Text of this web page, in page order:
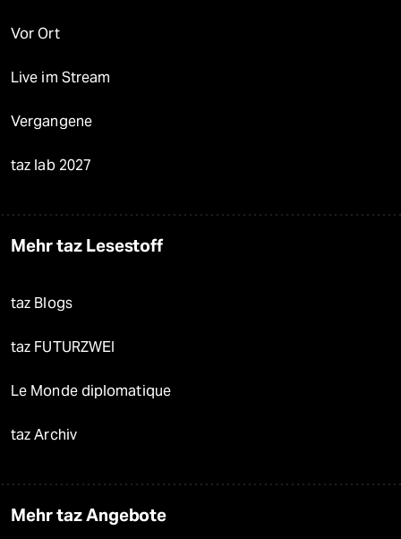
Vor Ort
Live im Stream
Vergangene
taz lab 2027
Mehr taz Lesestoff
taz Blogs
taz FUTURZWEI
Le Monde diplomatique
taz Archiv
Mehr taz Angebote